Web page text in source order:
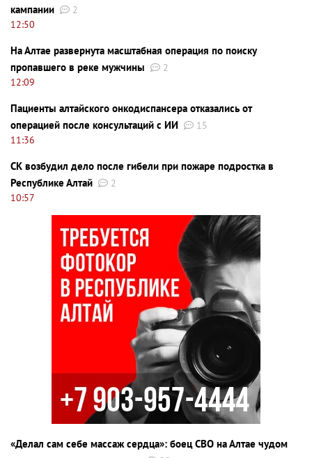
кампании
2
12:50
На Алтае развернута масштабная операция по поиску
пропавшего в реке мужчины
2
12:09
Пациенты алтайского онкодиспансера отказались от
операцией после консультаций с ИИ
15
11:36
СК возбудил дело после гибели при пожаре подростка в
Республике Алтай
2
10:57
«Делал сам себе массаж сердца»: боец СВО на Алтае чудом